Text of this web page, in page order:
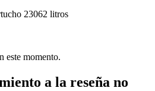
23062 litros
este momento.
a la reseña no